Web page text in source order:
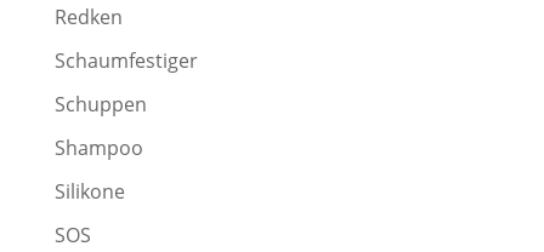
Redken
Schaumfestiger
Schuppen
Shampoo
Silikone
SOS